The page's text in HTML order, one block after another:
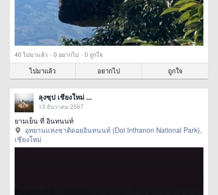
40ไปมาแล้ว · 0 อยากไป · 0 ถูกใจ
ไปมาแล้ว อยากไป ถูกใจ
ลุงซุป เชียงใหม่ ...
13 ธันวาคม 2567
ยามเย็น ที่ อินทนนท์
อุทยานแห่งชาติดอยอินทนนท์ (Doi Inthanon National Park),
เชียงใหม่